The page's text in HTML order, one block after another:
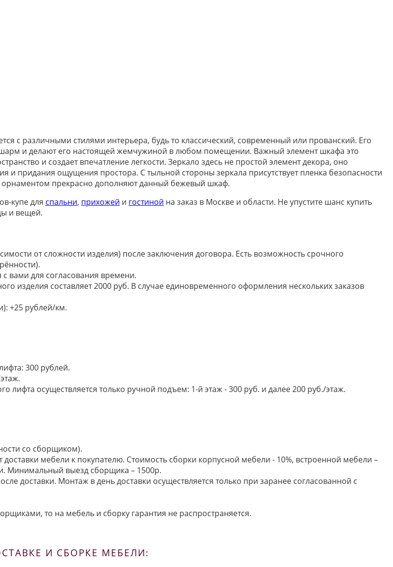
с различными стилями интерьера, будь то классический, современный или прованский. Его
и делают его настоящей жемчужиной в любом помещении. Важный элемент шкафа это
и создает впечатление легкости. Зеркало здесь не простой элемент декора, оно
придания ощущения простора. С тыльной стороны зеркала присутствует пленка безопасности
орнаментом прекрасно дополняют данный бежевый шкаф.
купе для спальни, прихожей и гостиной на заказ в Москве и области. Не упустите шанс купить
и вещей.
от сложности изделия) после заключения договора. Есть возможность срочного
с вами для согласования времени.
изделия составляет 2000 руб. В случае единовременного оформления нескольких заказов
+25 рублей/км.
300 рублей.
лифта осуществляется только ручной подъем: 1-й этаж - 300 руб. и далее 200 руб./этаж.
со сборщиком).
мебели к покупателю. Стоимость сборки корпусной мебели - 10%, встроенной мебели –
Минимальный выезд сборщика – 1500р.
доставки. Монтаж в день доставки осуществляется только при заранее согласованной с
то на мебель и сборку гарантия не распространяется.
И СБОРКЕ МЕБЕЛИ: